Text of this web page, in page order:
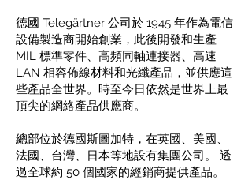
德國 Telegärtner 公司於 1945 年作為電信
設備製造商開始創業，此後開發和生產
MIL 標準零件、高頻同軸連接器、高速
LAN 相容佈線材料和光纖產品，並供應這
些產品全世界。時至今日依然是世界上最
頂尖的網絡產品供應商。
總部位於德國斯圖加特，在英國、美國、
法國、台灣、日本等地設有集團公司。 透
過全球約 50 個國家的經銷商提供產品。